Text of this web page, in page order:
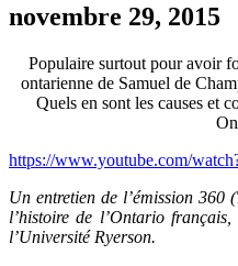
novembre 29, 2015
Populaire surtout pour avoir
ontarienne de Samuel de
Quels en sont les causes et
https://www.youtube.com/
Un entretien de l’émission 360
l’histoire de l’Ontario
l’Université Ryerson.